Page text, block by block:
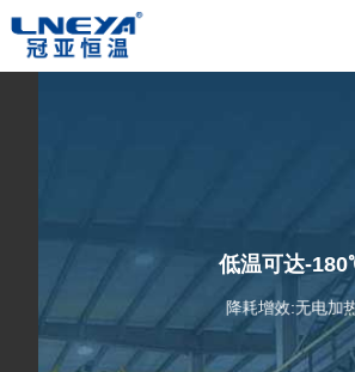
低温可达-180℃，突破国
降耗增效:无电加热辅助设计，纯制